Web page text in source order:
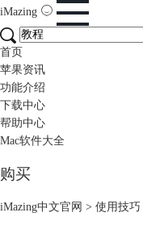
iMazing
首页
苹果资讯
功能介绍
下载中心
帮助中心
Mac软件大全
购买
iMazing中文官网 > 使用技巧